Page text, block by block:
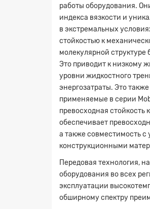
работы оборудования.
индекса вязкости и
в экстремальных
стойкостью к
молекулярной
Это приводит к низкому
уровни жидкостного
энергозатраты. Это
применяемые в серии
превосходная
обеспечивает
а также совместимость
конструкционными
Передовая технология,
оборудования во всех
эксплуатации
обширному спектру